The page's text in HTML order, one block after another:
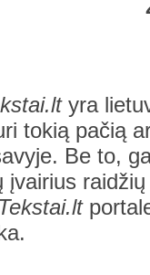
yra
tokią pačią
Be to,
įvairius